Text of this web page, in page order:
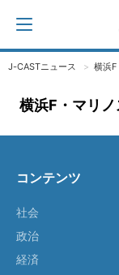
J-CASTニュース 横浜
横浜F・マリ
コンテンツ
社会
政治
経済